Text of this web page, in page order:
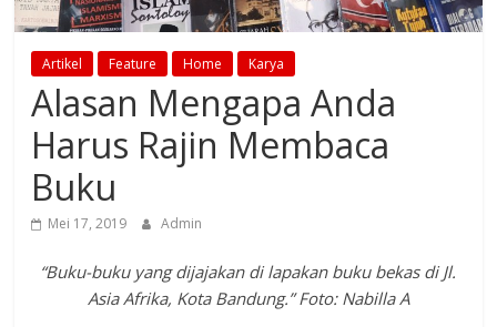
Artikel Feature Home Karya
Alasan Mengapa Anda
Harus Rajin Membaca
Buku
Mei 17, 2019 Admin
“Buku-buku yang dijajakan di lapakan buku bekas di Jl.
Asia Afrika, Kota Bandung.” Foto: Nabilla A